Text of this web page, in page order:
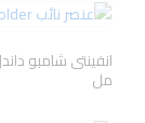
مل